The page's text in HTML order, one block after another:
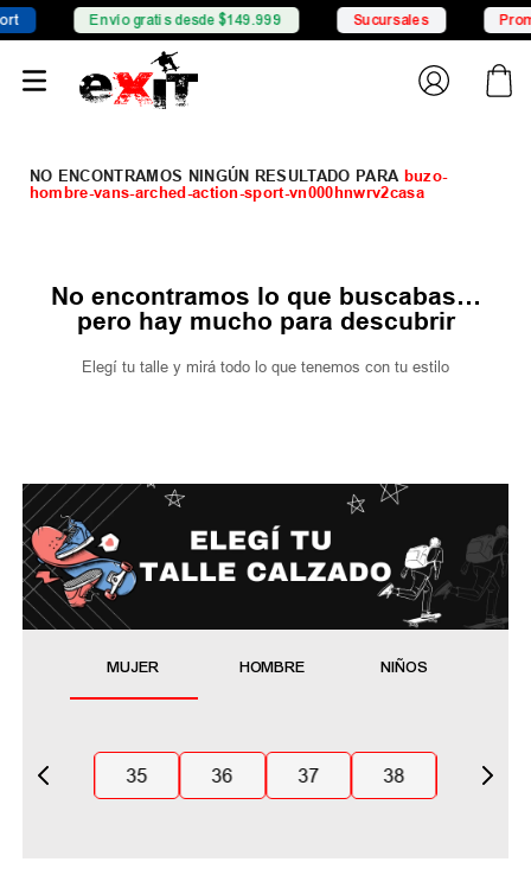
Envío gratis desde $149.999 Sucursales
buzo-
hombre-vans-arched-action-sport-vn000hnwrv2casa
No encontramos lo que buscabas…
pero hay mucho para descubrir
Elegí tu talle y mirá todo lo que tenemos con tu estilo
MUJER HOMBRE NIÑOS
35 36 37 38